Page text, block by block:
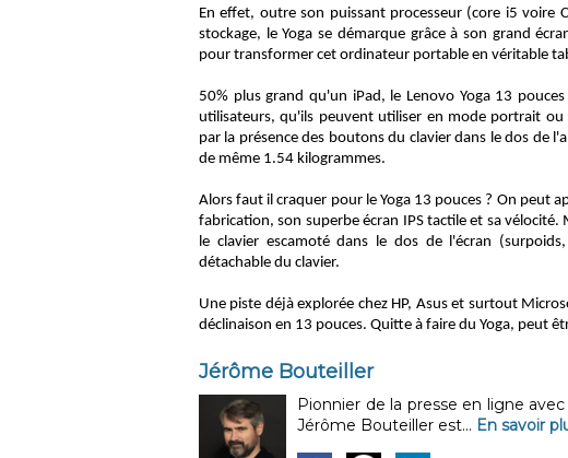
En effet, outre son puissant processeur (core i5
stockage, le Yoga se démarque grâce à son grand
pour transformer cet ordinateur portable en véritable
50% plus grand qu'un iPad, le Lenovo Yoga 13
utilisateurs, qu'ils peuvent utiliser en mode portrait
par la présence des boutons du clavier dans le dos de
de même 1.54 kilogrammes.
Alors faut il craquer pour le Yoga 13 pouces ? On peut
fabrication, son superbe écran IPS tactile et sa
le clavier escamoté dans le dos de l'écran
détachable du clavier.
Une piste déjà explorée chez HP, Asus et surtout
déclinaison en 13 pouces. Quitte à faire du Yoga, peut
Jérôme Bouteiller
Pionnier de la presse en ligne
Jérôme Bouteiller est... En savoir